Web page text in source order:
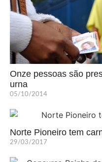
Onze pessoas são
urna
05/10/2014
Norte Pioneiro tem
29/03/2017